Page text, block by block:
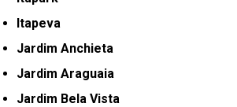
Itapeva
Jardim Anchieta
Jardim Araguaia
Jardim Bela Vista